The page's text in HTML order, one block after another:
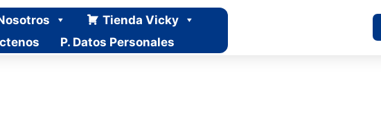
Tienda Vicky
P. Datos Personales